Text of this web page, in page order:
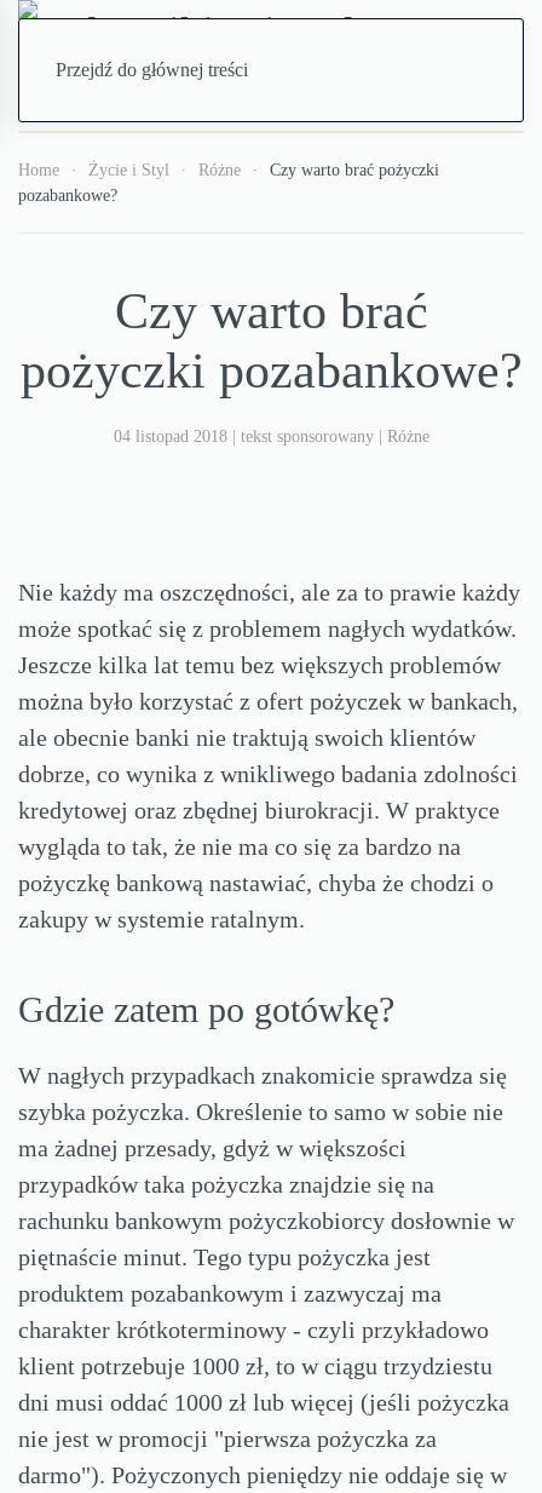
Przejdź do głównej treści
Home Życie i Styl Różne
Czy warto brać pożyczki
pozabankowe?
Czy warto brać
pożyczki pozabankowe?
04 listopad 2018| tekst sponsorowany| Różne
Nie każdy ma oszczędności, ale za to prawie każdy
może spotkać się z problemem nagłych wydatków.
Jeszcze kilka lat temu bez większych problemów
można było korzystać z ofert pożyczek w bankach,
ale obecnie banki nie traktują swoich klientów
dobrze, co wynika z wnikliwego badania zdolności
kredytowej oraz zbędnej biurokracji. W praktyce
wygląda to tak, że nie ma co się za bardzo na
pożyczkę bankową nastawiać, chyba że chodzi o
zakupy w systemie ratalnym.
Gdzie zatem po gotówkę?
W nagłych przypadkach znakomicie sprawdza się
szybka pożyczka. Określenie to samo w sobie nie
ma żadnej przesady, gdyż w większości
przypadków taka pożyczka znajdzie się na
rachunku bankowym pożyczkobiorcy dosłownie w
piętnaście minut. Tego typu pożyczka jest
produktem pozabankowym i zazwyczaj ma
charakter krótkoterminowy - czyli przykładowo
klient potrzebuje 1000 zł, to w ciągu trzydziestu
dni musi oddać 1000 zł lub więcej (jeśli pożyczka
nie jest w promocji "pierwsza pożyczka za
darmo"). Pożyczonych pieniędzy nie oddaje się w